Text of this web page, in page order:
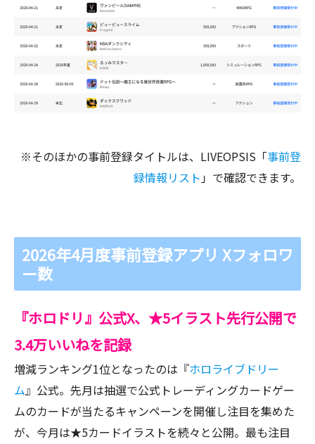
※そのほかの事前登録タイトルは、LIVEOPSIS「事前登
録情報リスト」で確認できます。
2026年4月度事前登録アプリ Xフォロワ
ー数
『ホロドリ』公式X、★5イラスト先行公開で
3.4万いいねを記録
増減ランキング1位となったのは『ホロライブドリー
ム』公式。先月は抽選で公式トレーディングカードゲー
ムのカードが当たるキャンペーンを開催し注目を集めた
が、今月は★5カードイラストを続々と公開。最も注目